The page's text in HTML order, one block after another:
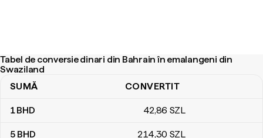
Tabel de conversie dinari din Bahrain în emalangeni din
Swaziland
Tabel de conversie dinari din Bahrain în emalangeni din Swaziland
SUMĂ CONVERTIT
1BHD 42,86 SZL
5 BHD 214,30 SZL